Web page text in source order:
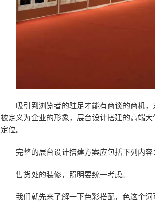
吸引到浏览者的驻足才能有商谈的商机
被定义为企业的形象，展台设计搭建的高端
定位。
完整的展台设计搭建方案应包括下列内容
售货处的装修，照明要统一考虑。
我们就先来了解一下色彩搭配，色这个